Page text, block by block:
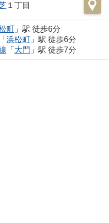
１丁目
町」駅 徒歩6分
「 浜松町」駅 徒歩6分
「 大門 」駅 徒歩7分